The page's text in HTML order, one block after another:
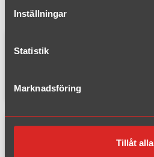
Inställningar
Statistik
Marknadsföring
Tillåt alla
Artikelnummer: U031490R